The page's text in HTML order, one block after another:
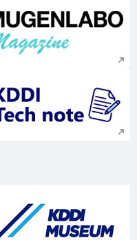
新規ウィンドウで
新規ウィンドウで
新規ウィンドウで